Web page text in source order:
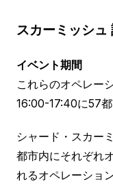
スカーミッシュ
イベント期間
これらのオペレー
16:00-17:40に57都
シャード・スカー
都市内にそれぞれ
れるオペレーショ